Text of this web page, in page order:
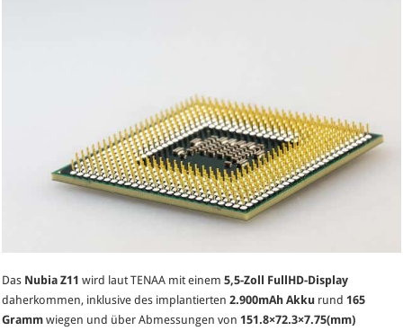
Das Nubia Z11 wird laut TENAA mit einem 5,5-Zoll FullHD-Display
daherkommen, inklusive des implantierten2.900mAh Akku rund165
Gramm wiegen und über Abmessungen von151.8×72.3×7.75(mm)